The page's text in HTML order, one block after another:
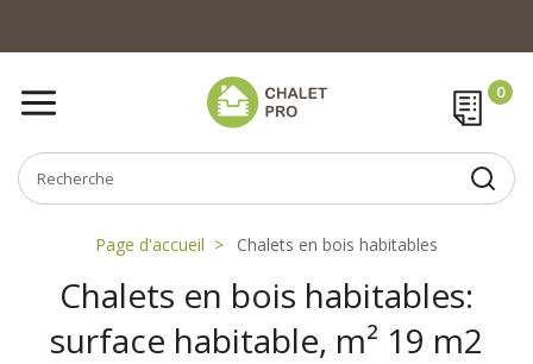
Page d'accueil Chalets en bois habitables
Chalets en bois habitables:
surface habitable, m² 19 m2